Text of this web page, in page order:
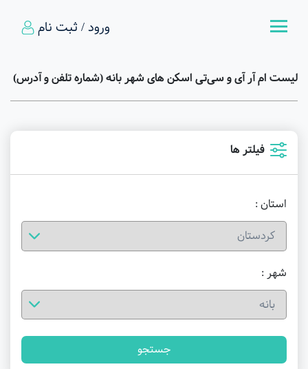
ورود / ثبت نام
لیست ام آر آی و سی‌تی اسکن های شهر بانه (شماره تلفن و آدرس)
فیلتر ها
استان :
شهر :
جستجو